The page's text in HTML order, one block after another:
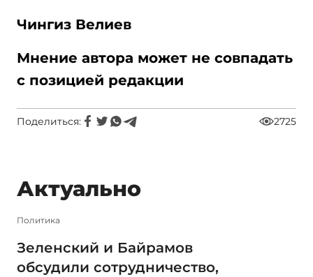
Чингиз Велиев
Мнение автора может не совпадать
с позицией редакции
Поделиться: 2725
Актуально
Политика
Зеленский и Байрамов
обсудили сотрудничество,